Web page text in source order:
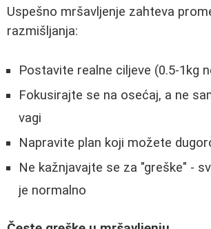
Uspešno mršavljenje zahteva
razmišljanja:
Postavite realne ciljeve (0.5-1kg
Fokusirajte se na osećaj, a ne
vagi
Napravite plan koji možete
Ne kažnjavajte se za "greške" -
je normalno